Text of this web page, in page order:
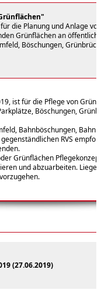
die Planung und Anlage von
Grünflächen an
Böschungen,
ist für die Pflege von
Böschungen,
Bahnböschungen,
RVS
Grünflächen
und abzuarbeiten. Liegen
(27.06.2019)